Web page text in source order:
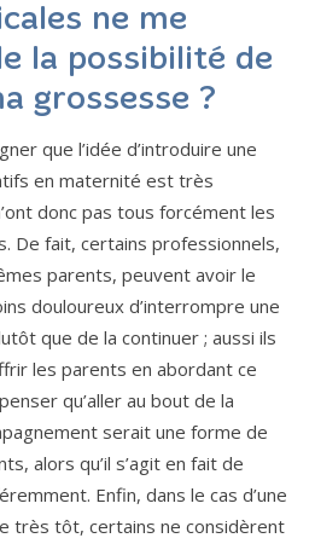
ne me
la possibilité de
grossesse ?
que l’idée d’introduire une
en maternité est très
donc pas tous forcément les
De fait, certains professionnels,
parents, peuvent avoir le
douloureux d’interrompre une
que de la continuer ; aussi ils
les parents en abordant ce
qu’aller au bout de la
serait une forme de
alors qu’il s’agit en fait de
Enfin, dans le cas d’une
très tôt, certains ne considèrent